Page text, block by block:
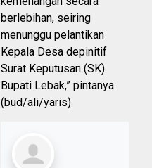
berlebihan, seiring
menunggu pelantikan
Kepala Desa depinitif
Surat Keputusan (SK)
Bupati Lebak,” pintanya.
(bud/ali/yaris)